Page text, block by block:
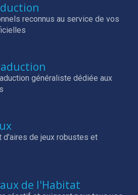
reconnus au service de vos
généraliste dédiée aux
d'aires de jeux robustes et
de l'Habitat